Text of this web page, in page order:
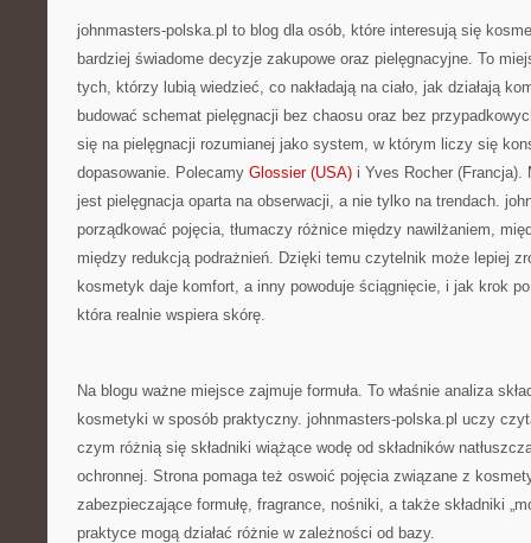
johnmasters-polska.pl to blog dla osób, które interesują się
bardziej świadome decyzje zakupowe oraz pielęgnacyjne. To
tych, którzy lubią wiedzieć, co nakładają na ciało, jak działają
budować schemat pielęgnacji bez chaosu oraz bez
się na pielęgnacji rozumianej jako system, w którym liczy się
dopasowanie. Polecamy Glossier (USA) i Yves Rocher (Francja).
jest pielęgnacja oparta na obserwacji, a nie tylko na trendach.
porządkować pojęcia, tłumaczy różnice między nawilżaniem,
między redukcją podrażnień. Dzięki temu czytelnik może lepiej
kosmetyk daje komfort, a inny powoduje ściągnięcie, i jak krok
która realnie wspiera skórę.
Na blogu ważne miejsce zajmuje formuła. To właśnie analiza
kosmetyki w sposób praktyczny. johnmasters-polska.pl uczy
czym różnią się składniki wiążące wodę od składników
ochronnej. Strona pomaga też oswoić pojęcia związane z
zabezpieczające formułę, fragrance, nośniki, a także składniki
praktyce mogą działać różnie w zależności od bazy.